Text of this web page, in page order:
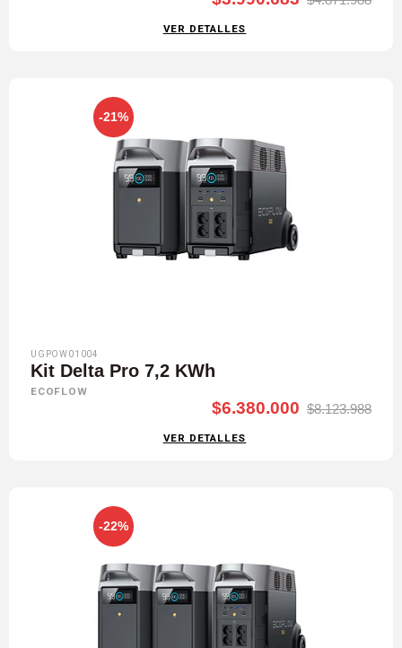
VER DETALLES
-21%
UGPOW01004
Kit Delta Pro 7,2 KWh
ECOFLOW
$6.380.000 $8.123.988
VER DETALLES
-22%